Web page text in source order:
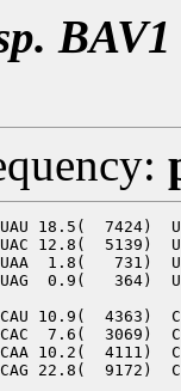
18.5(  7424)
12.8(  5139)
1.8(   731)
0.9(   364)
10.9(  4363)
7.6(  3069)
10.2(  4111)
22.8(  9172)